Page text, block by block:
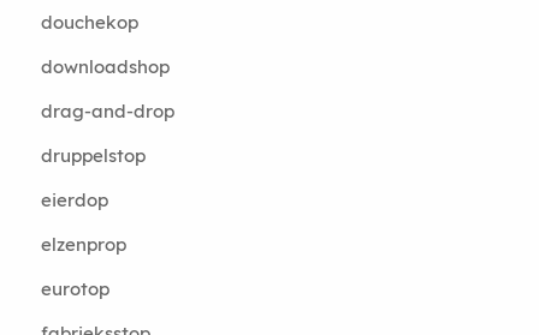
douchekop
downloadshop
drag-and-drop
druppelstop
eierdop
elzenprop
eurotop